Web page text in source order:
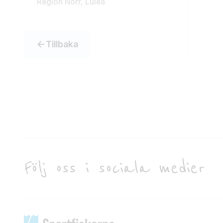
Tillbaka
Följ oss i sociala medier